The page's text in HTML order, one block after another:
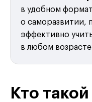
в удобном
о саморазвитии,
эффективно
в любом
Кто